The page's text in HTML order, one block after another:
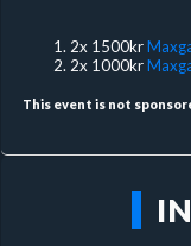
2x 1500kr
2x 1000kr
This event is not